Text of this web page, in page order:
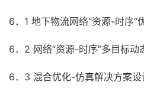
6．1 地下物流网络“资源-时序”
6．2 网络“资源-时序”多目标动
6．3 混合优化-仿真解决方案设